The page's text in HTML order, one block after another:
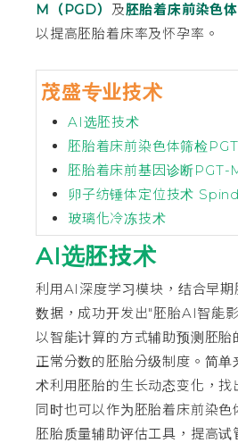
M（PGD） 及胚胎着床前染色
以提高胚胎着床率及怀孕率。
茂盛专业技术
AI选胚技术
胚胎着床前染色体筛检
胚胎着床前基因诊断PGT-
卵子纺锤体定位技术
玻璃化冷冻技术
AI选胚技术
利用AI深度学习模块，结合早期
数据，成功开发出"胚胎AI智能
以智能计算的方式辅助预测胚胎
正常分数的胚胎分级制度。简
术利用胚胎的生长动态变化，找
同时也可以作为胚胎着床前染
胚胎质量辅助评估工具，提高